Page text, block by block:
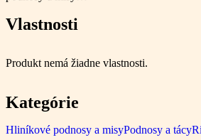
Vlastnosti
Produkt nemá žiadne vlastnosti.
Kategórie
Hliníkové podnosy a misyPodnosy a tácy